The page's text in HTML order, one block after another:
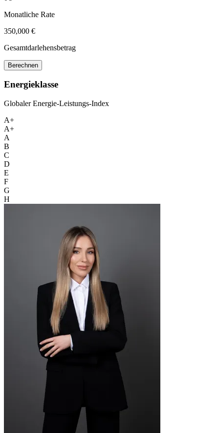
Monatliche Rate
350,000 €
Gesamtdarlehensbetrag
Berechnen
Energieklasse
Globaler Energie-Leistungs-Index
A+
A+
A
B
C
D
E
F
G
H